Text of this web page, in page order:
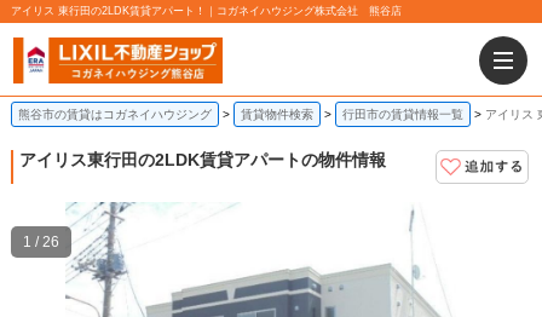
アイリス 東行田の2LDK賃貸アパート！｜コガネイハウジング株式会社 熊谷店
熊谷市の賃貸はコガネイハウジング 賃貸物件検索 行田市の賃貸情報一覧 アイリス
アイリス東行田の2LDK賃貸アパートの物件情報
1 / 26